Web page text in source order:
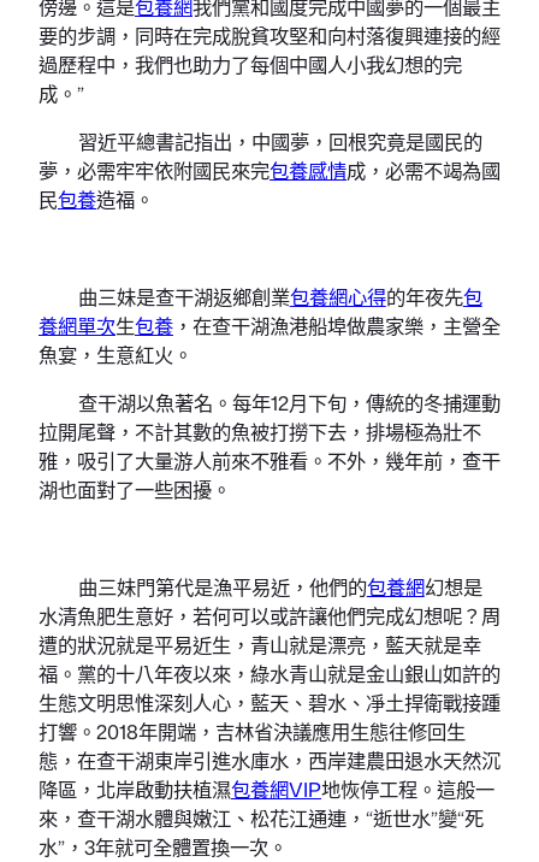
傍邊。這是包養網我們黨和國度完成中國夢的一個最主
要的步調，同時在完成脫貧攻堅和向村落復興連接的經
過歷程中，我們也助力了每個中國人小我幻想的完
成。”
習近平總書記指出，中國夢，回根究竟是國民的
夢，必需牢牢依附國民來完包養感情成，必需不竭為國
民包養造福。
曲三妹是查干湖返鄉創業包養網心得的年夜先包
養網單次生包養 ，在查干湖漁港船埠做農家樂，主營全
魚宴，生意紅火。
查干湖以魚著名。每年12月下旬，傳統的冬捕運動
拉開尾聲，不計其數的魚被打撈下去，排場極為壯不
雅，吸引了大量游人前來不雅看。不外，幾年前，查干
湖也面對了一些困擾。
曲三妹門第代是漁平易近，他們的包養網幻想是
水清魚肥生意好，若何可以或許讓他們完成幻想呢？周
遭的狀況就是平易近生，青山就是漂亮，藍天就是幸
福。黨的十八年夜以來，綠水青山就是金山銀山如許的
生態文明思惟深刻人心，藍天、碧水、凈土捍衛戰接踵
打響。2018年開端，吉林省決議應用生態往修回生
態，在查干湖東岸引進水庫水，西岸建農田退水天然沉
降區，北岸啟動扶植濕包養網VIP地恢停工程。這般一
來，查干湖水體與嫩江、松花江通連，“逝世水”變“死
水”，3年就可全體置換一次。